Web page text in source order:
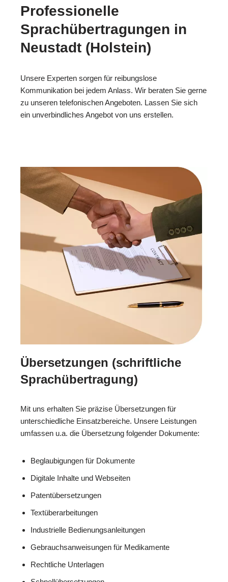
Professionelle
Sprachübertragungen in
Neustadt (Holstein)
Unsere Experten sorgen für reibungslose
Kommunikation bei jedem Anlass. Wir beraten Sie gerne
zu unseren telefonischen Angeboten. Lassen Sie sich
ein unverbindliches Angebot von uns erstellen.
Übersetzungen (schriftliche
Sprachübertragung)
Mit uns erhalten Sie präzise Übersetzungen für
unterschiedliche Einsatzbereiche. Unsere Leistungen
umfassen u.a. die Übersetzung folgender Dokumente:
Beglaubigungen für Dokumente
Digitale Inhalte und Webseiten
Patentübersetzungen
Textüberarbeitungen
Industrielle Bedienungsanleitungen
Gebrauchsanweisungen für Medikamente
Rechtliche Unterlagen